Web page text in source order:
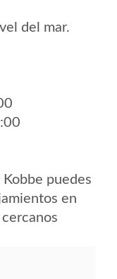
del mar.
puedes
en